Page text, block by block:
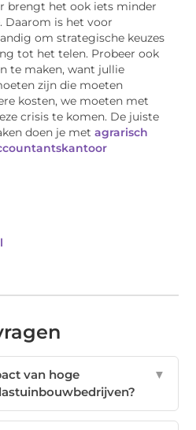
brengt het ook iets minder
Daarom is het voor
om strategische keuzes
tot het telen. Probeer ook
te maken, want jullie
zijn die moeten
kosten, we moeten met
crisis te komen. De juiste
doen je metagrarisch
van hoge
▼